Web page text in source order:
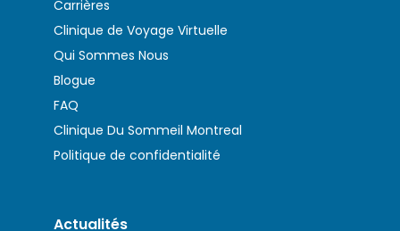
Carrières
Clinique de Voyage Virtuelle
Qui Sommes Nous
Blogue
FAQ
Clinique Du Sommeil Montreal
Politique de confidentialité
Actualités